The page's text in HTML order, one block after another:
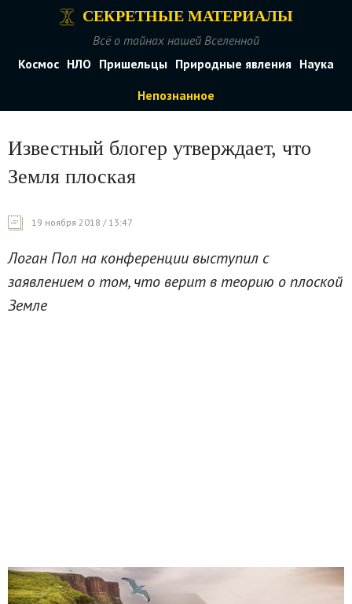
СЕКРЕТНЫЕ МАТЕРИАЛЫ
Всё о тайнах нашей Вселенной
Космос НЛО Пришельцы Природные явления Наука
Непознанное
Известный блогер утверждает, что
Земля плоская
19 ноября 2018 / 13:47
Логан Пол на конференции выступил с
заявлением о том, что верит в теорию о плоской
Земле